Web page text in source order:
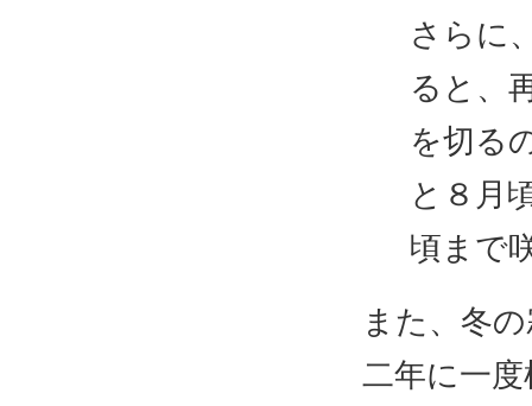
さらに
ると、
を切る
と８月
頃まで
また、冬
二年に一